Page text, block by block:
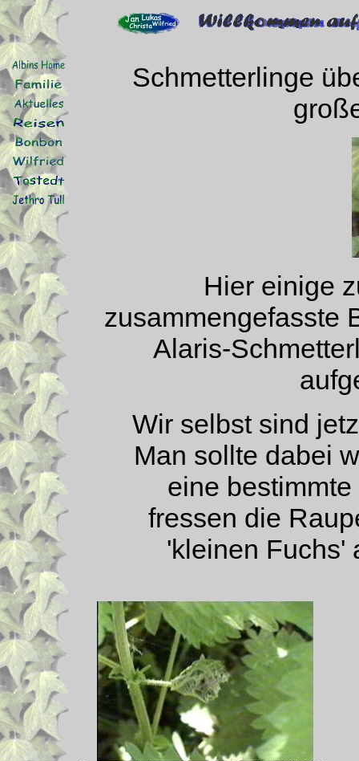
Schmetterlinge
Hier einige
zusammengefasste
Alaris-
Wir selbst sind
Man sollte dabei
eine
fressen die
'kleinen Fuchs'